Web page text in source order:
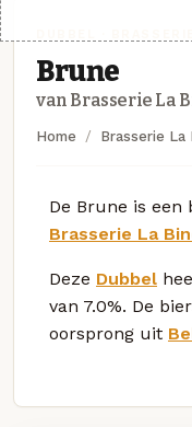
Brune
van Brasserie La
Home Brasserie La
De Brune is
Brasserie La
Deze Dubbel
van 7.0%. De
oorsprong uit